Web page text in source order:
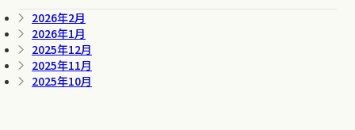
2026年2月
2026年1月
2025年12月
2025年11月
2025年10月